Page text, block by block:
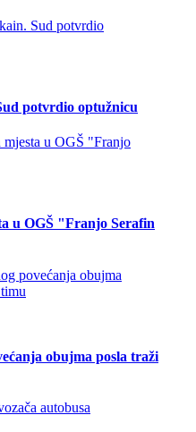
potvrdio optužnicu
u OGŠ "Franjo Serafin
obujma posla traži